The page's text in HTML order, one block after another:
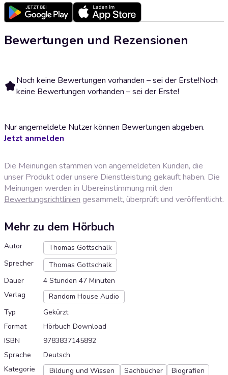
Bewertungen und Rezensionen
Noch keine Bewertungen vorhanden – sei der Erste!Noch
keine Bewertungen vorhanden – sei der Erste!
Nur angemeldete Nutzer können Bewertungen abgeben.
Jetzt anmelden
Die Meinungen stammen von angemeldeten Kunden, die
unser Produkt oder unsere Dienstleistung gekauft haben. Die
Meinungen werden in Übereinstimmung mit den
Bewertungsrichtlinien gesammelt, überprüft und veröffentlicht.
Mehr zu dem Hörbuch
Autor
Thomas Gottschalk
Sprecher
Thomas Gottschalk
Dauer
4 Stunden 47 Minuten
Verlag
Random House Audio
Typ
Gekürzt
Format
Hörbuch Download
ISBN
9783837145892
Sprache
Deutsch
Kategorie
Bildung und Wissen Sachbücher Biografien